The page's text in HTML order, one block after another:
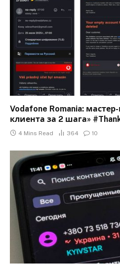
Vodafone Romania:
клиента за 2 шага»
4 Mins Read 364 10